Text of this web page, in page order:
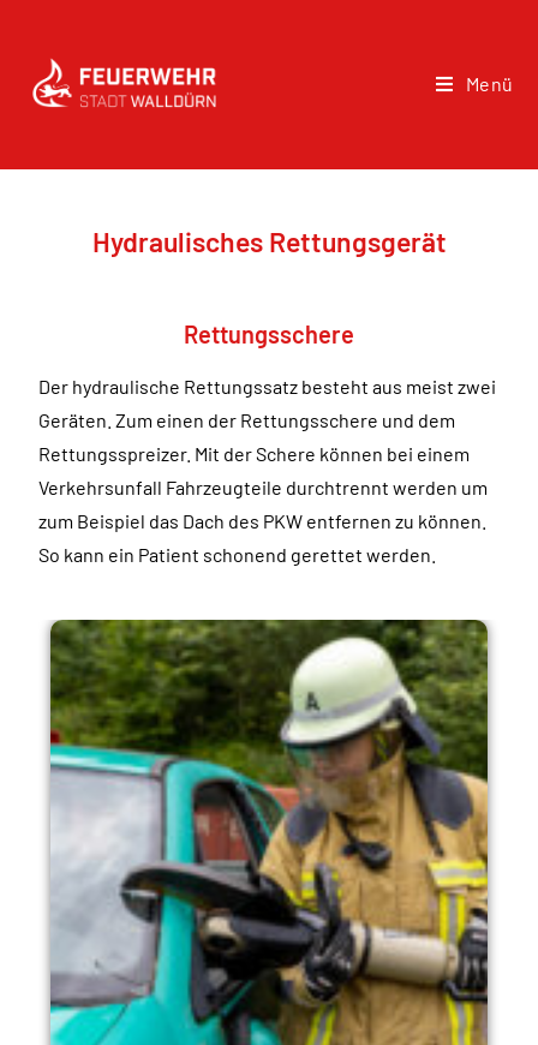
Menü
Hydraulisches Rettungsgerät
Rettungsschere
Der hydraulische Rettungssatz besteht aus meist zwei
Geräten. Zum einen der Rettungsschere und dem
Rettungsspreizer. Mit der Schere können bei einem
Verkehrsunfall Fahrzeugteile durchtrennt werden um
zum Beispiel das Dach des PKW entfernen zu können.
So kann ein Patient schonend gerettet werden.